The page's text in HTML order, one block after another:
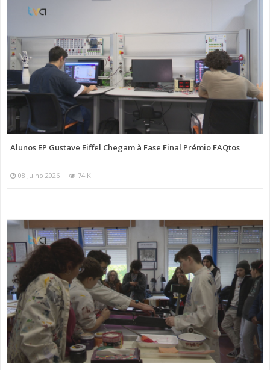
Alunos EP Gustave Eiffel Chegam à Fase Final Prémio FAQtos
08 Julho 2026 74 K